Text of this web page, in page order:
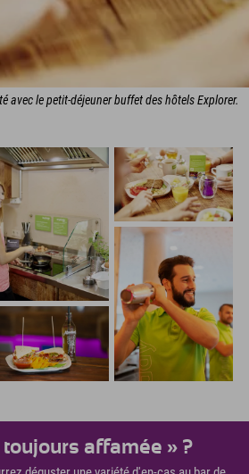
avec le petit-déjeuner buffet des hôtels Explorer.
toujours affamée » ?